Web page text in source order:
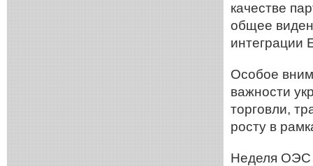
качестве
общее
интеграции
Особое
важности
торговли,
росту в
Неделя ОЭС